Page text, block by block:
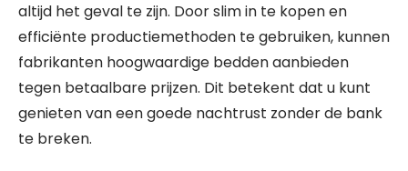
altijd het geval te zijn. Door slim in te kopen en
efficiënte productiemethoden te gebruiken, kunnen
fabrikanten hoogwaardige bedden aanbieden
tegen betaalbare prijzen. Dit betekent dat u kunt
genieten van een goede nachtrust zonder de bank
te breken.